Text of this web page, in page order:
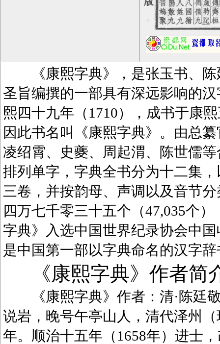
《康熙字典》，是张玉书、陈
圣旨编撰的一部具有深远影响的
熙四十九年（1710），成书于康
因此书名叫《康熙字典》。由总
凌绍霄、史夔、周起渭、陈世儒
排列单字，字典全书分为十二集
三卷，并按韵母、声调以及音节
四万七千零三十五个（47,035个
字典》入选中国世界纪录协会中
是中国第一部以字典命名的汉字辞
《康熙字典》作者简
《康熙字典》作者：清·陈廷敬
说岩，晚号午亭山人，清代泽州
年。顺治十五年（1658年）进士